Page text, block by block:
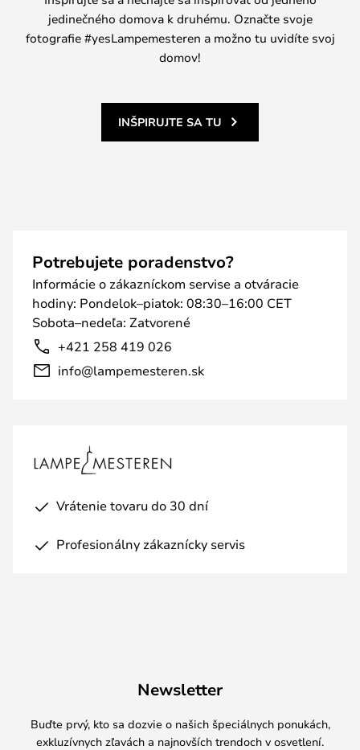
jedinečného domova k druhému. Označte svoje
fotografie #yesLampemesteren a možno tu uvidíte svoj
domov!
INŠPIRUJTE SA TU
Potrebujete poradenstvo?
Informácie o zákazníckom servise a otváracie
hodiny: Pondelok–piatok: 08:30–16:00 CET
Sobota–nedeľa: Zatvorené
+421 258 419 026
info@lampemesteren.sk
Vrátenie tovaru do 30 dní
Profesionálny zákaznícky servis
Newsletter
Buďte prvý, kto sa dozvie o našich špeciálnych ponukách,
exkluzívnych zľavách a najnovších trendoch v osvetlení.